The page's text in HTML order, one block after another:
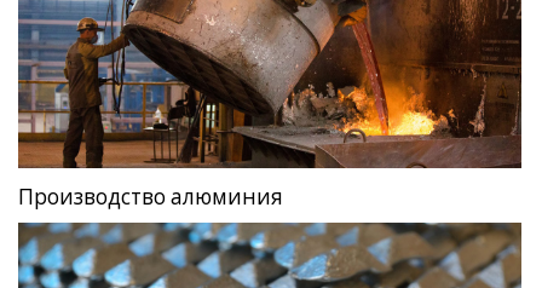
Производство алюминия